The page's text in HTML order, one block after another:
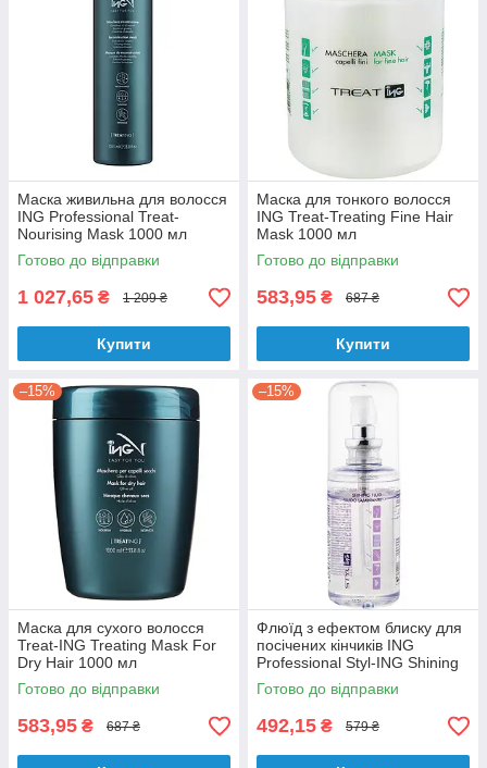
Маска живильна для волосся
ING Professional Treat-
Nourising Mask 1000 мл
Готово до відправки
1 027,65 ₴ 1 209 ₴
Купити
Маска для тонкого волосся
ING Treat-Treating Fine Hair
Mask 1000 мл
Готово до відправки
583,95 ₴ 687 ₴
Купити
–15%
Маска для сухого волосся
Treat-ING Treating Mask For
Dry Hair 1000 мл
Готово до відправки
583,95 ₴ 687 ₴
–15%
Флюїд з ефектом блиску для
посічених кінчиків ING
Professional Styl-ING Shining
Fluid 80 мл
Готово до відправки
492,15 ₴ 579 ₴